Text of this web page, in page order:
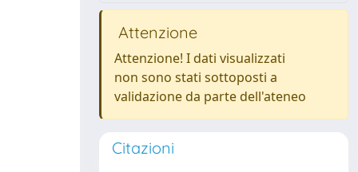
Attenzione
Attenzione! I dati visualizzati
non sono stati sottoposti a
validazione da parte dell'ateneo
Citazioni